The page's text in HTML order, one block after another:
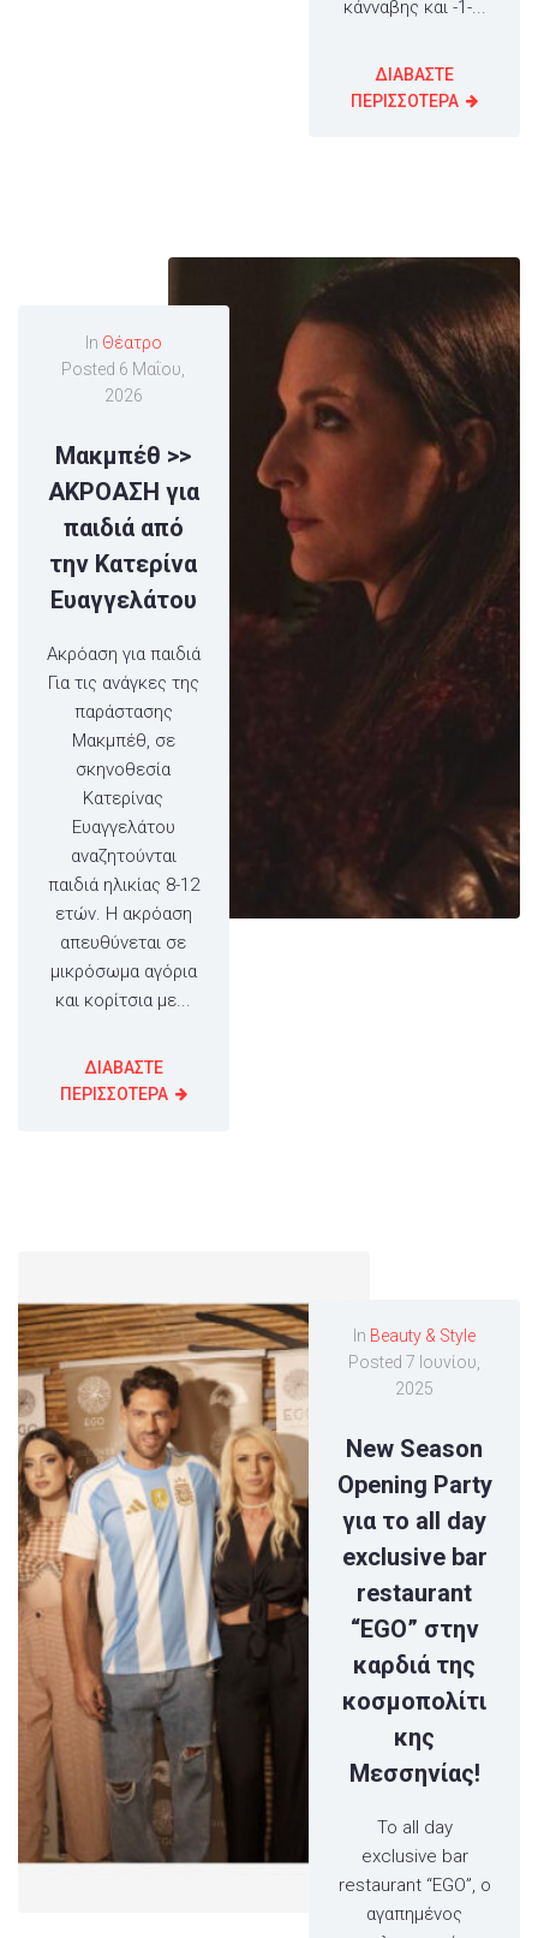
κάνναβης και -1-...
ΔΙΑΒΑΣΤΕ
ΠΕΡΙΣΣΟΤΕΡΑ
In Θέατρο
Posted 6 Μαΐου,
2026
Μακμπέθ >>
ΑΚΡΟΑΣΗ για
παιδιά από
την Κατερίνα
Ευαγγελάτου
Ακρόαση για παιδιά
Για τις ανάγκες της
παράστασης
Μακμπέθ, σε
σκηνοθεσία
Κατερίνας
Ευαγγελάτου
αναζητούνται
παιδιά ηλικίας 8-12
ετών. Η ακρόαση
απευθύνεται σε
μικρόσωμα αγόρια
και κορίτσια με...
ΔΙΑΒΑΣΤΕ
ΠΕΡΙΣΣΟΤΕΡΑ
In Beauty & Style
Posted7 Ιουνίου,
2025
New Season
Opening Party
για το all day
exclusive bar
restaurant
“EGO” στην
καρδιά της
κοσμοπολίτι
κης
Μεσσηνίας!
Το all day
exclusive bar
restaurant “EGO”, ο
αγαπημένος